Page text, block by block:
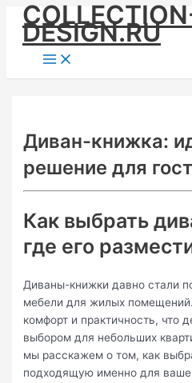
Skip
content
DESIGN.RU
Main
Menu
Диван-книжка:
решение для
Как выбрать
где его
Диваны-книжки давно стали
мебели для жилых
комфорт и практичность, что
выбором для небольших
мы расскажем о том, как
подходящую именно для